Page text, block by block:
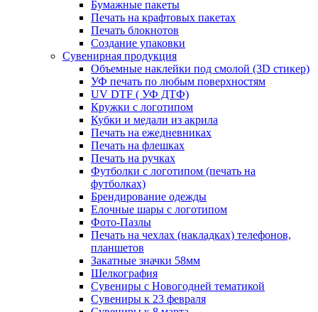
Бумажные пакеты
Печать на крафтовых пакетах
Печать блокнотов
Создание упаковки
Сувенирная продукция
Объемные наклейки под смолой (3D стикер)
УФ печать по любым поверхностям
UV DTF ( УФ ДТФ)
Кружки с логотипом
Кубки и медали из акрила
Печать на ежедневниках
Печать на флешках
Печать на ручках
Футболки с логотипом (печать на
футболках)
Брендирование одежды
Елочные шары с логотипом
Фото-Пазлы
Печать на чехлах (накладках) телефонов,
планшетов
Закатные значки 58мм
Шелкография
Сувениры с Новогодней тематикой
Сувениры к 23 февраля